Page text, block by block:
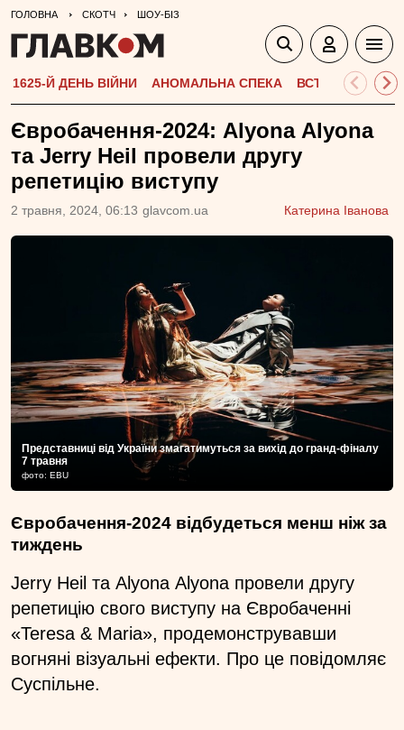
ГОЛОВНА СКОТЧ ШОУ-БІЗ
1625-Й ДЕНЬ ВІЙНИ АНОМАЛЬНА СПЕКА ВСТУПНА
Євробачення-2024: Аlyona Аlyona
та Jerry Heil провели другу
репетицію виступу
2 травня, 2024, 06:13 glavcom.ua Катерина Іванова
Представниці від України змагатимуться за вихід до гранд-фіналу
7 травня
фото: EBU
Євробачення-2024 відбудеться менш ніж за
тиждень
Jerry Heil та Аlyona Аlyona провели другу
репетицію свого виступу на Євробаченні
«Teresa & Maria», продемонструвавши
вогняні візуальні ефекти. Про це повідомляє
Суспільне.